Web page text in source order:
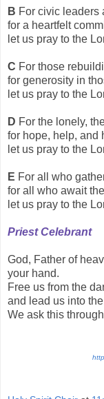
B For civic leaders
for a heartfelt
let us pray to the
C For those
for generosity in
let us pray to the
D For the lonely,
for hope, help, and
let us pray to the
E For all who
for all who await
let us pray to the
Priest Celebrant
God, Father of
your hand.
Free us from the
and lead us into
We ask this